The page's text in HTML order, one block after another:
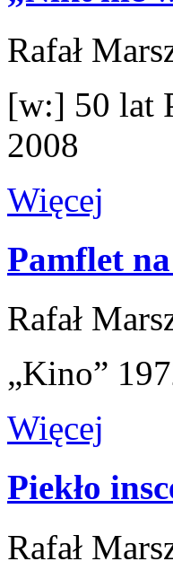
Rafał
[w:] 50 lat
2008
Więcej
Pamflet
Rafał
„Kino”
Więcej
Piekło
Rafał